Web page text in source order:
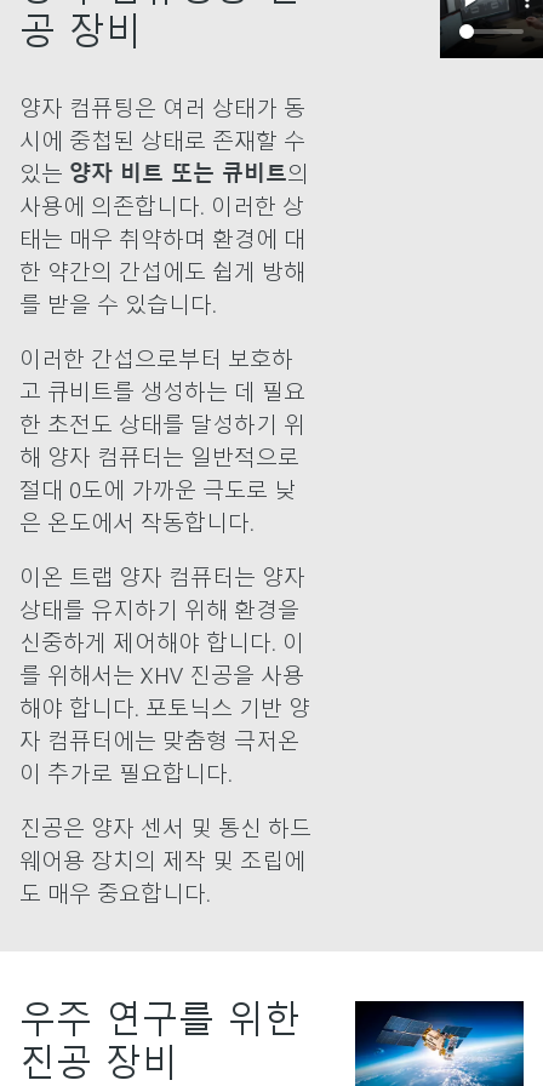
공 장비
양자 컴퓨팅은 여러 상태가 동
시에 중첩된 상태로 존재할 수
있는 양자 비트 또는 큐비트의
사용에 의존합니다. 이러한 상
태는 매우 취약하며 환경에 대
한 약간의 간섭에도 쉽게 방해
를 받을 수 있습니다.
이러한 간섭으로부터 보호하
고 큐비트를 생성하는 데 필요
한 초전도 상태를 달성하기 위
해 양자 컴퓨터는 일반적으로
절대 0도에 가까운 극도로 낮
은 온도에서 작동합니다.
이온 트랩 양자 컴퓨터는 양자
상태를 유지하기 위해 환경을
신중하게 제어해야 합니다. 이
를 위해서는 XHV 진공을 사용
해야 합니다. 포토닉스 기반 양
자 컴퓨터에는 맞춤형 극저온
이 추가로 필요합니다.
진공은 양자 센서 및 통신 하드
웨어용 장치의 제작 및 조립에
도 매우 중요합니다.
우주 연구를 위한
진공 장비